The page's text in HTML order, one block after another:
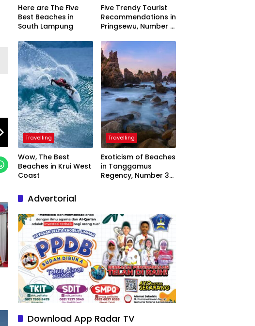
Here are The Five
Best Beaches in
South Lampung
Five Trendy Tourist
Recommendations in
Pringsewu, Number 3
President
Travelling
Wow, The Best
Beaches in Krui West
Coast
Travelling
Exoticism of Beaches
in Tanggamus
Regency, Number 3
Advertorial
Download App Radar TV